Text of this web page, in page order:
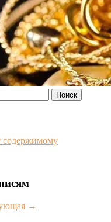
содержимому
→